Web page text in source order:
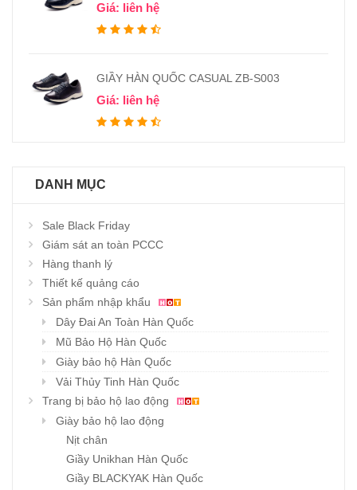
Giá: liên hệ
GIẦY HÀN QUỐC CASUAL ZB-S003
Giá: liên hệ
DANH MỤC
Sale Black Friday
Giám sát an toàn PCCC
Hàng thanh lý
Thiết kế quảng cáo
Sản phẩm nhập khẩu
Dây Đai An Toàn Hàn Quốc
Mũ Bảo Hộ Hàn Quốc
Giày bảo hộ Hàn Quốc
Vải Thủy Tinh Hàn Quốc
Trang bị bảo hộ lao động
Giày bảo hộ lao động
Nịt chân
Giầy Unikhan Hàn Quốc
Giầy BLACKYAK Hàn Quốc